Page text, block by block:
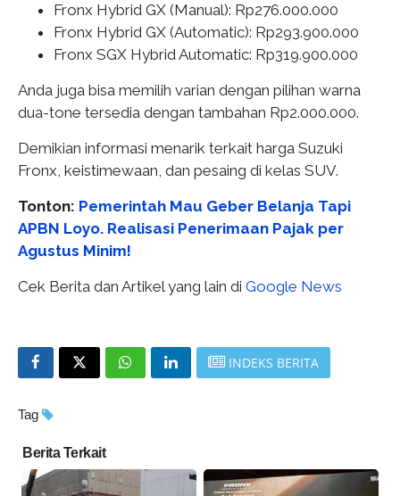
Fronx Hybrid GX (Manual): Rp276.000.000
Fronx Hybrid GX (Automatic): Rp293.900.000
Fronx SGX Hybrid Automatic: Rp319.900.000
Anda juga bisa memilih varian dengan pilihan warna
dua-tone tersedia dengan tambahan Rp2.000.000.
Demikian informasi menarik terkait harga Suzuki
Fronx, keistimewaan, dan pesaing di kelas SUV.
Tonton: Pemerintah Mau Geber Belanja Tapi
APBN Loyo. Realisasi Penerimaan Pajak per
Agustus Minim!
Cek Berita dan Artikel yang lain di Google News
INDEKS BERITA
Tag
Berita Terkait